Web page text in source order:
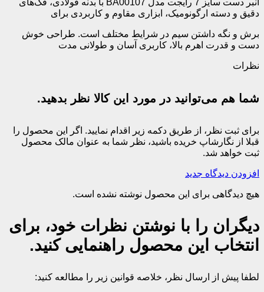
انبر دست سایز 7 رایجت مدل BA00107 با بدنه فولادی، فک‌های
دقیق و دسته ارگونومیک، ابزاری مقاوم و کاربردی برای
برش و نگه داشتن سیم در شرایط مختلف است. طراحی خوش
دست و قدرت اهرم بالا، کاربری آسان و طولانی مدت
نظرات
شما هم می‌توانید در مورد این کالا نظر بدهید.
برای ثبت نظر، از طریق دکمه زیر اقدام نمایید. اگر این محصول را
قبلا از نگارشاپ خریده باشید، نظر شما به عنوان مالک محصول
ثبت خواهد شد.
افزودن دیدگاه جدید
هیچ دیدگاهی برای این محصول نوشته نشده است.
دیگران را با نوشتن نظرات خود، برای
انتخاب این محصول راهنمایی کنید.
لطفا پیش از ارسال نظر، خلاصه قوانین زیر را مطالعه کنید: